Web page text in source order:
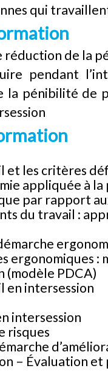
qui
de la
pendant
la pénibilité de
et les critères
appliquée à
par rapport
du travail :
ergonomiques
(modèle PDCA)
en intersession
intersession
risques
– Évaluation et